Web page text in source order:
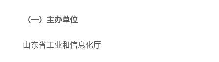
（一）主办单位
山东省工业和信息化厅